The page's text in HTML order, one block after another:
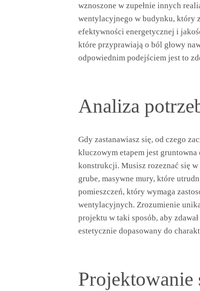
wznoszone w zupełnie innych
wentylacyjnego w budynku, który
efektywności energetycznej i
które przyprawiają o ból głowy
odpowiednim podejściem jest to
Analiza
Gdy zastanawiasz się, od czego
kluczowym etapem jest
konstrukcji. Musisz rozeznać się
grube, masywne mury, które
pomieszczeń, który wymaga
wentylacyjnych. Zrozumienie
projektu w taki sposób, aby
estetycznie dopasowany do
Projektowanie